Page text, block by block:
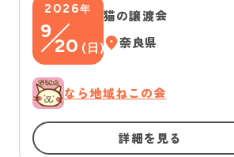
2026年
9
20 ( 日)
猫の譲渡会
奈良県
なら地域ねこの会
詳細を見る